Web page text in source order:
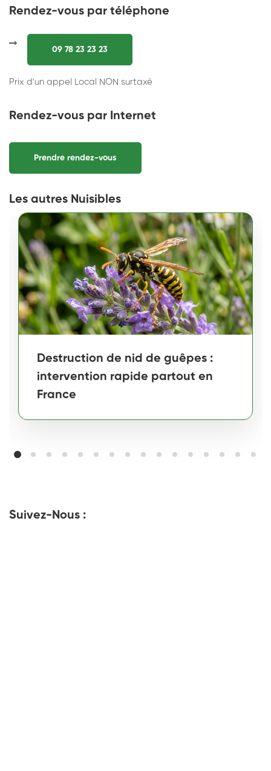
Rendez-vous par téléphone
09 78 23 23 23
Prix d'un appel Local NON surtaxé
Rendez-vous par Internet
Prendre rendez-vous
Les autres Nuisibles
Destruction de nid de guêpes :
intervention rapide partout en
France
Suivez-Nous :